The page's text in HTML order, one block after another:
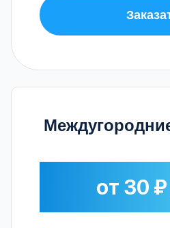
от 30